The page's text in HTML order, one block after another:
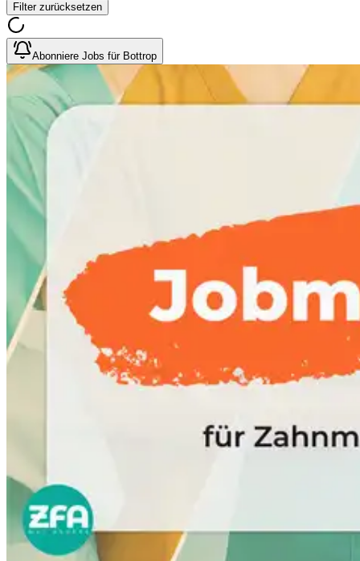
Filter zurücksetzen
Abonniere Jobs für Bottrop